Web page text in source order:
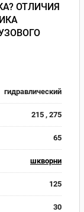
ОТЛИЧИЯ
гидравлический
215 , 275
65
шкворни
125
30